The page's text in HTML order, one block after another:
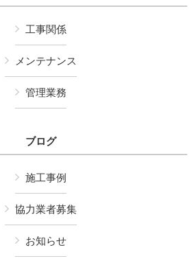
工事関係
メンテナンス
管理業務
ブログ
施工事例
協力業者募集
お知らせ